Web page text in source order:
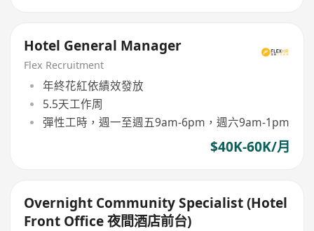
Hotel General Manager
Flex Recruitment
年終花紅依績效發放
5.5天工作周
彈性工時，週一至週五9am-6pm，週六9am-1pm
$40K-60K/月
Overnight Community Specialist (Hotel
Front Office 夜間酒店前台)